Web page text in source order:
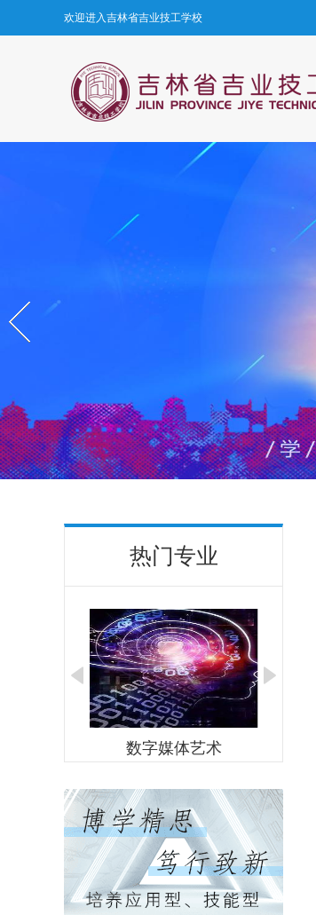
欢迎进入吉林省吉业技工学校
热门专业
市场营销